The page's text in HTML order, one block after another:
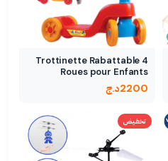
Trottinette Rabattable 4
Roues pour Enfants
2200د.ج
تخفيض